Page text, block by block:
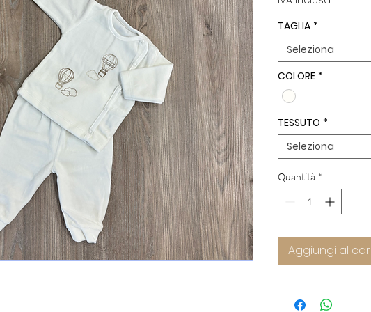
TAGLIA *
Seleziona
COLORE *
TESSUTO *
Seleziona
Quantità *
Aggiungi al